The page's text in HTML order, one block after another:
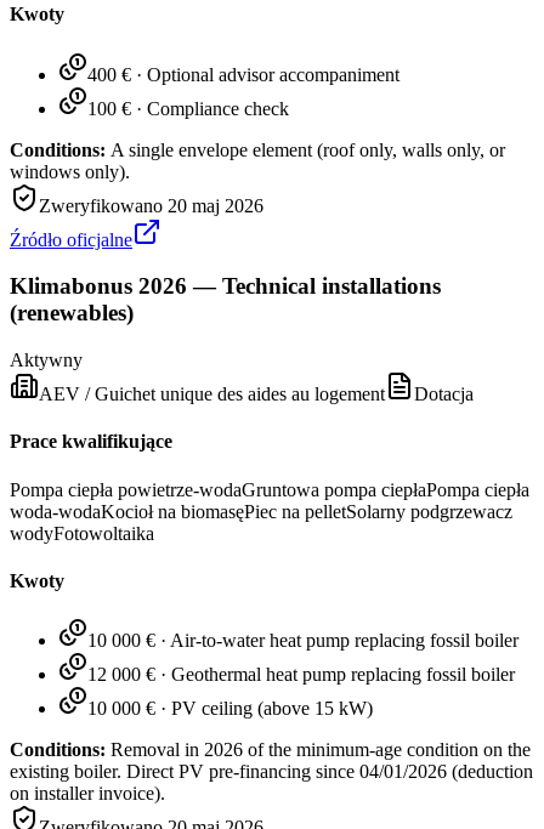
Kwoty
400 € · Optional advisor accompaniment
100 € · Compliance check
Conditions: A single envelope element (roof only, walls only, or
windows only).
Zweryfikowano 20 maj 2026
Źródło oficjalne
Klimabonus 2026 — Technical installations
(renewables)
Aktywny
AEV / Guichet unique des aides au logement
Dotacja
Prace kwalifikujące
Pompa ciepła powietrze-wodaGruntowa pompa ciepłaPompa ciepła
woda-wodaKocioł na biomasęPiec na pelletSolarny podgrzewacz
wodyFotowoltaika
Kwoty
10 000 € · Air-to-water heat pump replacing fossil boiler
12 000 € · Geothermal heat pump replacing fossil boiler
10 000 € · PV ceiling (above 15 kW)
Conditions: Removal in 2026 of the minimum-age condition on the
existing boiler. Direct PV pre-financing since 04/01/2026 (deduction
on installer invoice).